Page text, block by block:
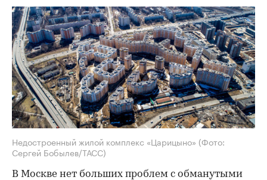
Недостроенный жилой комплекс «Царицыно» (Фото:
Сергей Бобылев/ТАСС)
В Москве нет больших проблем с обманутыми